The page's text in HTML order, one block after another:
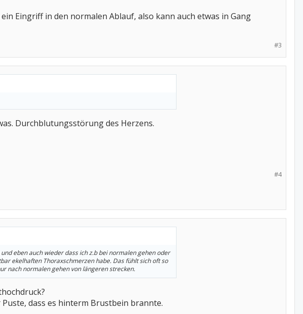
Eingriff in den normalen Ablauf, also kann auch etwas in Gang
#3
Durchblutungsstörung des Herzens.
#4
eben auch wieder dass ich z.b bei normalen gehen oder
ekelhaften Thoraxschmerzen habe. Das fühlt sich oft so
nach normalen gehen von längeren strecken.
dass es hinterm Brustbein brannte.